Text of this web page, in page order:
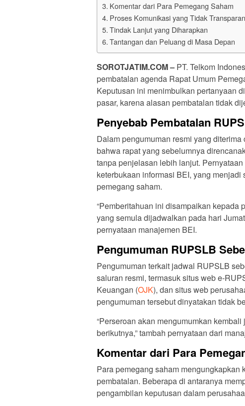
Komentar dari Para Pemegang Saham
Proses Komunikasi yang Tidak Transparan
Tindak Lanjut yang Diharapkan
Tantangan dan Peluang di Masa Depan
SOROTJATIM.COM – PT. Telkom
pembatalan agenda Rapat Umum
Keputusan ini menimbulkan pertanyaan
pasar, karena alasan pembatalan tidak
Penyebab Pembatalan
Dalam pengumuman resmi yang
bahwa rapat yang sebelumnya
tanpa penjelasan lebih lanjut.
keterbukaan informasi BEI, yang
pemegang saham.
“Pemberitahuan ini disampaikan kepada
yang semula dijadwalkan pada hari
pernyataan manajemen BEI.
Pengumuman RUPSLB
Pengumuman terkait jadwal RUPSLB
saluran resmi, termasuk situs web e-
Keuangan (OJK), dan situs web
pengumuman tersebut dinyatakan tidak
“Perseroan akan mengumumkan
berikutnya,” tambah pernyataan dari
Komentar dari Para
Para pemegang saham
pembatalan. Beberapa di antaranya
pengambilan keputusan dalam